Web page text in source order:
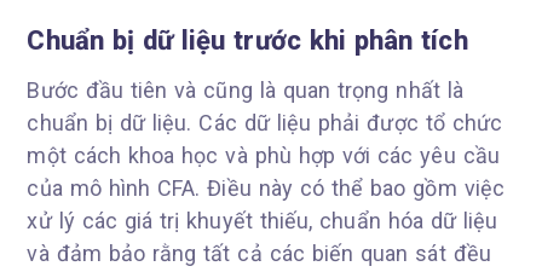
Chuẩn bị dữ liệu trước khi phân tích
Bước đầu tiên và cũng là quan trọng nhất là
chuẩn bị dữ liệu. Các dữ liệu phải được tổ chức
một cách khoa học và phù hợp với các yêu cầu
của mô hình CFA. Điều này có thể bao gồm việc
xử lý các giá trị khuyết thiếu, chuẩn hóa dữ liệu
và đảm bảo rằng tất cả các biến quan sát đều